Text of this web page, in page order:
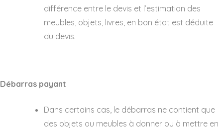
différence entre le devis et l’estimation des
meubles, objets, livres, en bon état est déduite
du devis.
Débarras payant
Dans certains cas, le débarras ne contient que
des objets ou meubles à donner ou à mettre en